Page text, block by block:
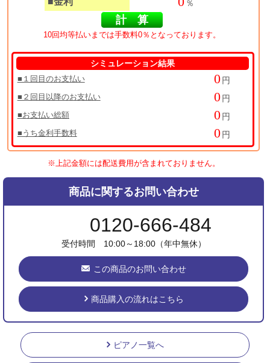
％
10回均等払いまでは手数料0％となっております。
シミュレーション結果
■１回目のお支払い 円
■２回目以降のお支払い 円
■お支払い総額 円
■うち金利手数料 円
※上記金額には配送費用が含まれておりません。
商品に関するお問い合わせ
0120-666-484
受付時間 10:00～18:00（年中無休）
この商品のお問い合わせ
商品購入の流れはこちら
ピアノ一覧へ